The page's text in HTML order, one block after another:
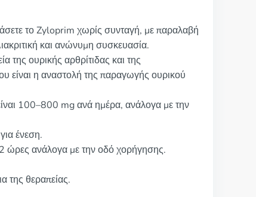
το Zyloprim χωρίς συνταγή, με παραλαβή
και ανώνυμη συσκευασία.
της ουρικής αρθρίτιδας και της
είναι η αναστολή της παραγωγής ουρικού
100–800 mg ανά ημέρα, ανάλογα με την
ένεση.
ώρες ανάλογα με την οδό χορήγησης.
της θεραπείας.